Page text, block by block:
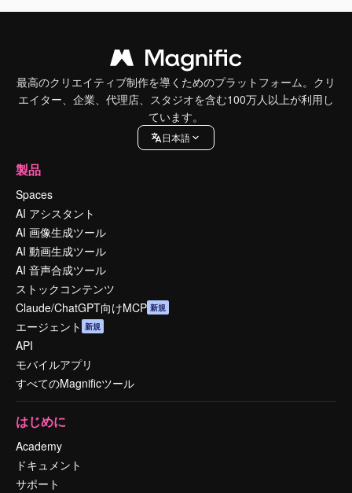
最高のクリエイティブ制作を導くためのプラットフォーム。クリ
エイター、企業、代理店、スタジオを含む100万人以上が利用し
ています。
日本語
製品
Spaces
AI アシスタント
AI 画像生成ツール
AI 動画生成ツール
AI 音声合成ツール
ストックコンテンツ
Claude/ChatGPT向けMCP 新規
エージェント 新規
API
モバイルアプリ
すべてのMagnificツール
はじめに
Academy
ドキュメント
サポート